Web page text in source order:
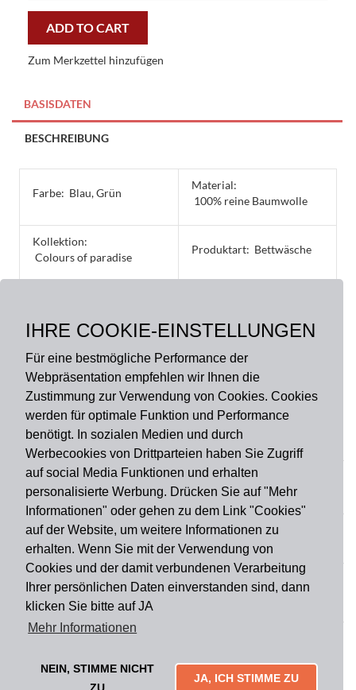
IHRE COOKIE-EINSTELLUNGEN
Für eine bestmögliche Performance der
Webpräsentation empfehlen wir Ihnen die
Zustimmung zur Verwendung von Cookies. Cookies
werden für optimale Funktion und Performance
benötigt. In sozialen Medien und durch
Werbecookies von Drittparteien haben Sie Zugriff
auf social Media Funktionen und erhalten
personalisierte Werbung. Drücken Sie auf "Mehr
Informationen" oder gehen zu dem Link "Cookies"
auf der Website, um weitere Informationen zu
erhalten. Wenn Sie mit der Verwendung von
Cookies und der damit verbundenen Verarbeitung
Ihrer persönlichen Daten einverstanden sind, dann
klicken Sie bitte auf JA
Mehr Informationen
NEIN, STIMME NICHT
JA, ICH STIMME ZU
colours
paradise
ADD TO CART
Zum Merkzettel hinzufügen
BASISDATEN
BESCHREIBUNG
Farbe: Blau, Grün
Material:
100% reine Baumwolle
Kollektion:
Colours of paradise
Produktart: Bettwäsche
40 x 80 cm, 80 x 80 cm
Zahlungsart
Versandart
Du findest uns auch auf
Informationen
Impressum Widerruf
Mytailor croodles